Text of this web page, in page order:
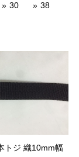
30 38
トジ 織10mm幅